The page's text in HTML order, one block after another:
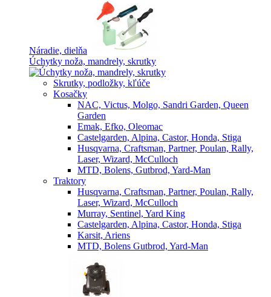
Náradie, dielňa
Úchytky noža, mandrely, skrutky
Skrutky, podložky, kľúče
Kosačky
NAC, Victus, Molgo, Sandri Garden, Queen
Garden
Emak, Efko, Oleomac
Castelgarden, Alpina, Castor, Honda, Stiga
Husqvarna, Craftsman, Partner, Poulan, Rally,
Laser, Wizard, McCulloch
MTD, Bolens, Gutbrod, Yard-Man
Traktory
Husqvarna, Craftsman, Partner, Poulan, Rally,
Laser, Wizard, McCulloch
Murray, Sentinel, Yard King
Castelgarden, Alpina, Castor, Honda, Stiga
Karsit, Ariens
MTD, Bolens Gutbrod, Yard-Man